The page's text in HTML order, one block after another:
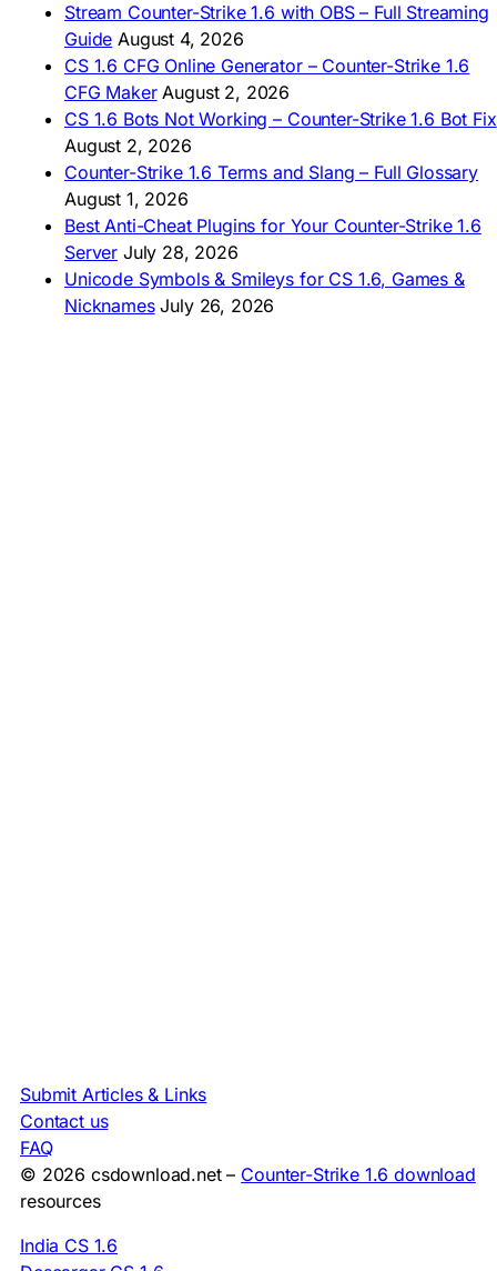
🇿🇦 Laai CS 1.6 af
AMERICAS
🇦🇷 Descargar CS 1.6
🇦🇷 CS 1.6 Edición Arg
🇧🇷 Baixar CS 1.6
🇵🇪 Descargar CS 1.6
Stream Counter-Strike 1.6 with OBS – Full Streaming
Guide August 4, 2026
CS 1.6 CFG Online Generator – Counter-Strike 1.6
CFG Maker August 2, 2026
CS 1.6 Bots Not Working – Counter-Strike 1.6 Bot Fix
August 2, 2026
Counter-Strike 1.6 Terms and Slang – Full Glossary
August 1, 2026
Best Anti-Cheat Plugins for Your Counter-Strike 1.6
Server July 28, 2026
Unicode Symbols & Smileys for CS 1.6, Games &
Nicknames July 26, 2026
Submit Articles & Links
Contact us
FAQ
© 2026 csdownload.net – Counter-Strike 1.6 download
resources
India CS 1.6